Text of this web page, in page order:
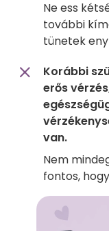
Ne ess
további
tünetek
Korábbi
erős
van.
Nem
fontos,